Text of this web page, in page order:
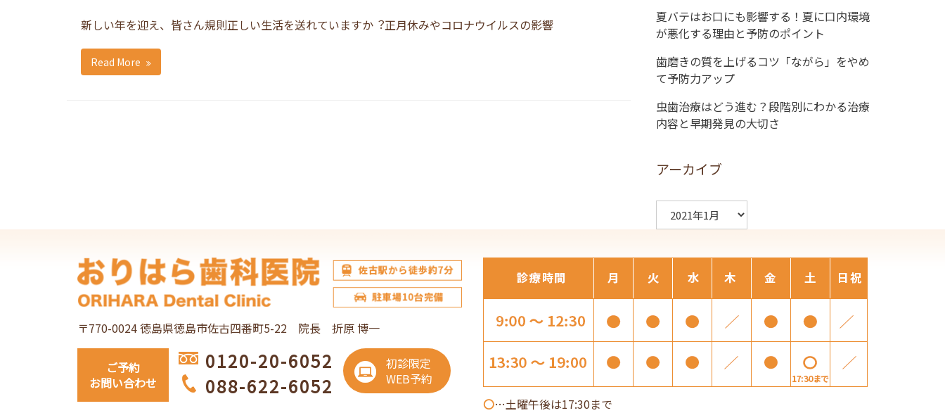
新しい年を迎え、皆さん規則正しい生活を送れていますか︖正月休みやコロナウイルスの影響
Read More
夏バテはお口にも影響する！夏に口内環境
が悪化する理由と予防のポイント
歯磨きの質を上げるコツ「ながら」をやめ
て予防力アップ
虫歯治療はどう進む？段階別にわかる治療
内容と早期発見の大切さ
アーカイブ
ー
イ
ブ
〒770-0024 徳島県徳島市佐古四番町5-22 院長 折原 博一
ご予約
お問い合わせ
0120-20-6052
088-622-6052
初診限定
WEB予約
〇…土曜午後は17:30まで